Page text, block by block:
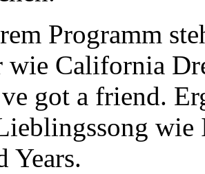
Programm
wie California
got a friend.
Years.